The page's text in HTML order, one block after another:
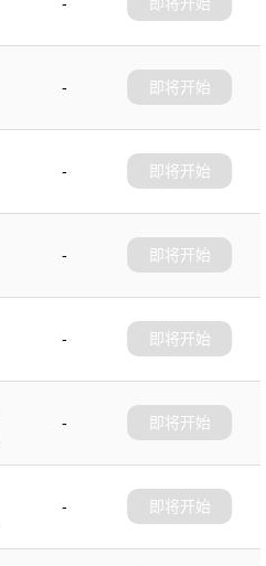
-
即将开始
-
即将开始
-
即将开始
-
即将开始
-
即将开始
-
即将开始